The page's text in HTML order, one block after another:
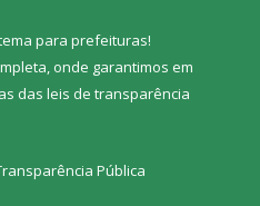
para prefeituras!
onde garantimos em
das leis de transparência
Pública